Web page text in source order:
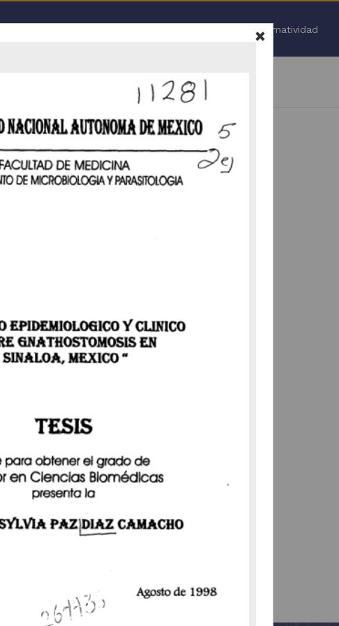
Normatividad
Todo
nuevamente (
nuevamente la selección de facetas (